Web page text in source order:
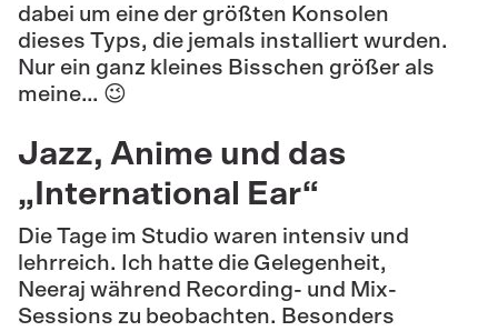
dabei um eine der größten Konsolen
dieses Typs, die jemals installiert wurden.
Nur ein ganz kleines Bisschen größer als
meine… 😉
Jazz, Anime und das
„International Ear“
Die Tage im Studio waren intensiv und
lehrreich. Ich hatte die Gelegenheit,
Neeraj während Recording- und Mix-
Sessions zu beobachten. Besonders